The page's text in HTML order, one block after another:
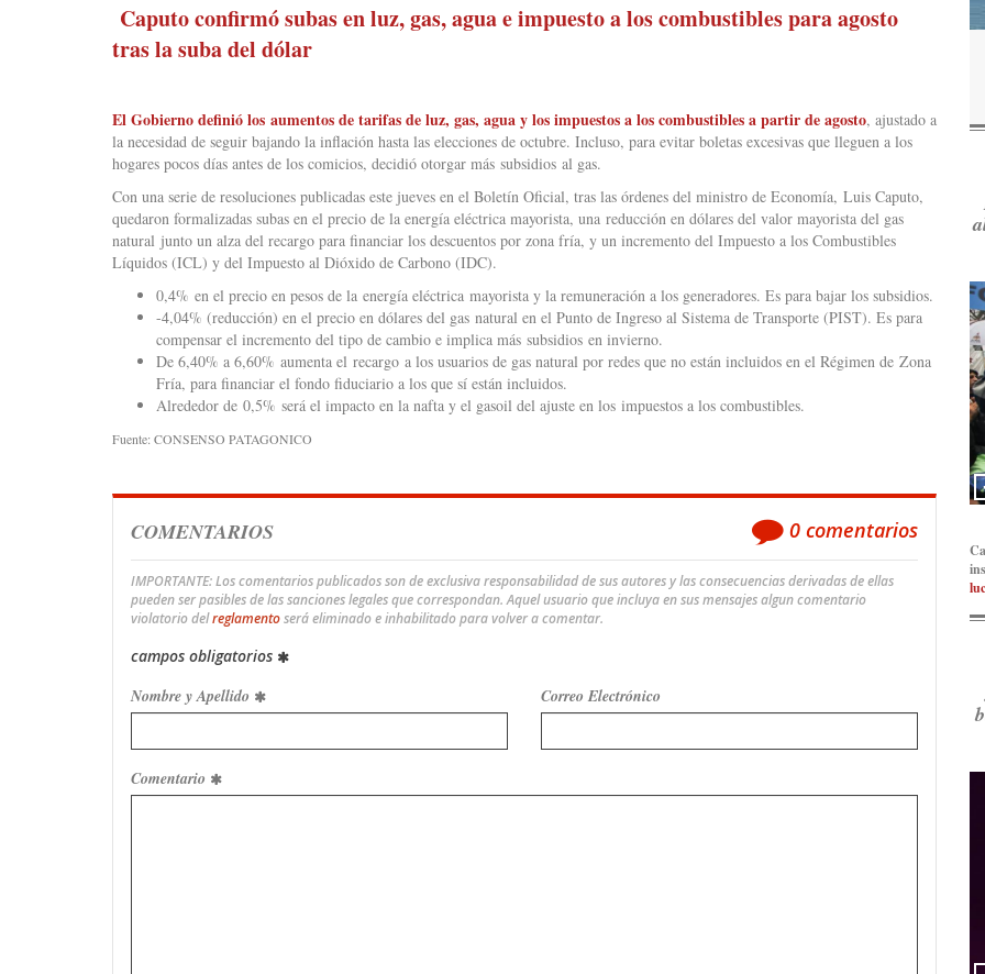
Caputo confirmó subas en luz, gas, agua e impuesto a los combustibles para agosto
tras la suba del dólar
El Gobierno definió los aumentos de tarifas de luz, gas, agua y los impuestos a los combustibles a partir de agosto, ajustado a
la necesidad de seguir bajando la inflación hasta las elecciones de octubre. Incluso, para evitar boletas excesivas que lleguen a los
hogares pocos días antes de los comicios, decidió otorgar más subsidios al gas.
Con una serie de resoluciones publicadas este jueves en el Boletín Oficial, tras las órdenes del ministro de Economía, Luis Caputo,
quedaron formalizadas subas en el precio de la energía eléctrica mayorista, una reducción en dólares del valor mayorista del gas
natural junto un alza del recargo para financiar los descuentos por zona fría, y un incremento del Impuesto a los Combustibles
Líquidos (ICL) y del Impuesto al Dióxido de Carbono (IDC).
0,4% en el precio en pesos de la energía eléctrica mayorista y la remuneración a los generadores. Es para bajar los subsidios.
-4,04% (reducción) en el precio en dólares del gas natural en el Punto de Ingreso al Sistema de Transporte (PIST). Es para
compensar el incremento del tipo de cambio e implica más subsidios en invierno.
De 6,40% a 6,60% aumenta el recargo a los usuarios de gas natural por redes que no están incluidos en el Régimen de Zona
Fría, para financiar el fondo fiduciario a los que sí están incluidos.
Alrededor de 0,5% será el impacto en la nafta y el gasoil del ajuste en los impuestos a los combustibles.
Fuente: CONSENSO PATAGONICO
COMENTARIOS 0 comentarios
IMPORTANTE: Los comentarios publicados son de exclusiva responsabilidad de sus autores y las consecuencias derivadas de ellas
pueden ser pasibles de las sanciones legales que correspondan. Aquel usuario que incluya en sus mensajes algun comentario
violatorio delreglamentoserá eliminado e inhabilitado para volver a comentar.
campos obligatorios
Nombre y Apellido Correo Electrónico
Comentario